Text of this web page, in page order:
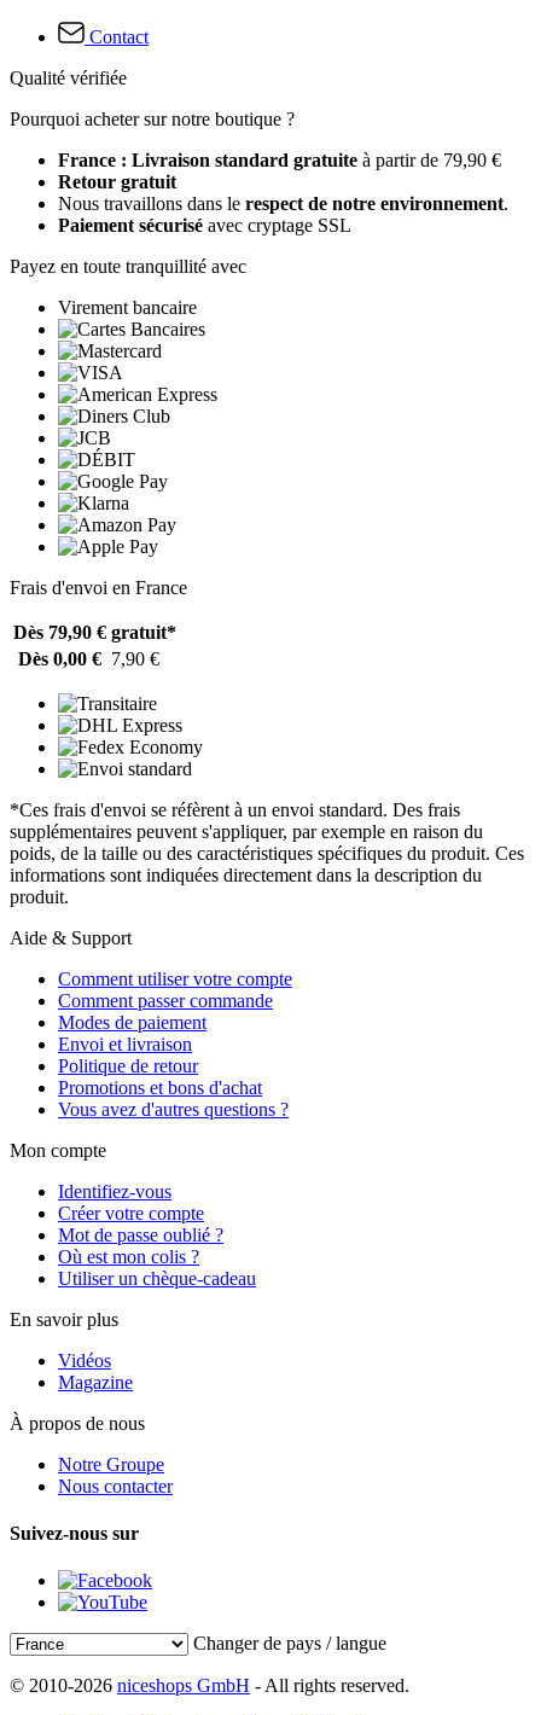
Contact
Qualité vérifiée
Pourquoi acheter sur notre boutique ?
France : Livraison standard gratuite à partir de 79,90 €
Retour gratuit
Nous travaillons dans le respect de notre environnement.
Paiement sécurisé avec cryptage SSL
Payez en toute tranquillité avec
Virement bancaire
Frais d'envoi en France
Dès 79,90 € gratuit*
Dès 0,00 € 7,90 €
*Ces frais d'envoi se réfèrent à un envoi standard. Des frais
supplémentaires peuvent s'appliquer, par exemple en raison du
poids, de la taille ou des caractéristiques spécifiques du produit. Ces
informations sont indiquées directement dans la description du
produit.
Aide & Support
Comment utiliser votre compte
Comment passer commande
Modes de paiement
Envoi et livraison
Politique de retour
Promotions et bons d'achat
Vous avez d'autres questions ?
Mon compte
Identifiez-vous
Créer votre compte
Mot de passe oublié ?
Où est mon colis ?
Utiliser un chèque-cadeau
En savoir plus
Vidéos
Magazine
À propos de nous
Notre Groupe
Nous contacter
Suivez-nous sur
Changer de pays / langue
© 2010-2026 niceshops GmbH - All rights reserved.